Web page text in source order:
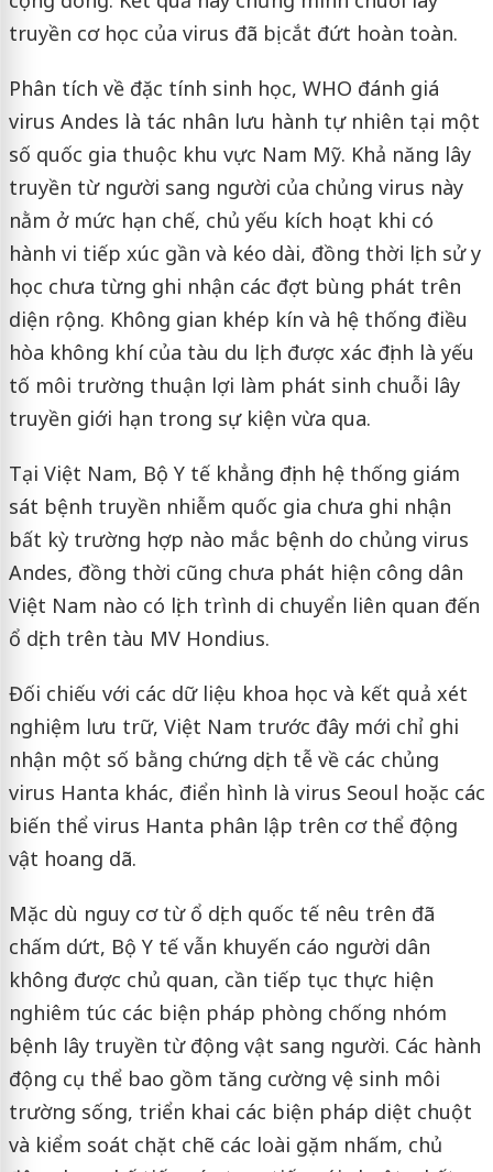
truyền cơ học của virus đã bị cắt đứt hoàn toàn.
Phân tích về đặc tính sinh học, WHO đánh giá
virus Andes là tác nhân lưu hành tự nhiên tại một
số quốc gia thuộc khu vực Nam Mỹ. Khả năng lây
truyền từ người sang người của chủng virus này
nằm ở mức hạn chế, chủ yếu kích hoạt khi có
hành vi tiếp xúc gần và kéo dài, đồng thời lịch sử y
học chưa từng ghi nhận các đợt bùng phát trên
diện rộng. Không gian khép kín và hệ thống điều
hòa không khí của tàu du lịch được xác định là yếu
tố môi trường thuận lợi làm phát sinh chuỗi lây
truyền giới hạn trong sự kiện vừa qua.
Tại Việt Nam, Bộ Y tế khẳng định hệ thống giám
sát bệnh truyền nhiễm quốc gia chưa ghi nhận
bất kỳ trường hợp nào mắc bệnh do chủng virus
Andes, đồng thời cũng chưa phát hiện công dân
Việt Nam nào có lịch trình di chuyển liên quan đến
ổ dịch trên tàu MV Hondius.
Đối chiếu với các dữ liệu khoa học và kết quả xét
nghiệm lưu trữ, Việt Nam trước đây mới chỉ ghi
nhận một số bằng chứng dịch tễ về các chủng
virus Hanta khác, điển hình là virus Seoul hoặc các
biến thể virus Hanta phân lập trên cơ thể động
vật hoang dã.
Mặc dù nguy cơ từ ổ dịch quốc tế nêu trên đã
chấm dứt, Bộ Y tế vẫn khuyến cáo người dân
không được chủ quan, cần tiếp tục thực hiện
nghiêm túc các biện pháp phòng chống nhóm
bệnh lây truyền từ động vật sang người. Các hành
động cụ thể bao gồm tăng cường vệ sinh môi
trường sống, triển khai các biện pháp diệt chuột
và kiểm soát chặt chẽ các loài gặm nhấm, chủ